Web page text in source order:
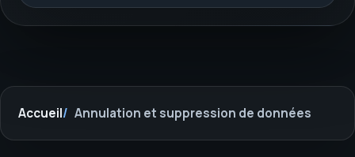
Accueil Annulation et suppression de données